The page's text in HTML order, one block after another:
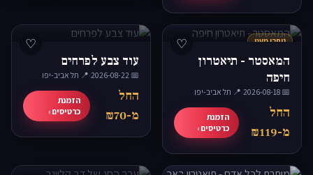
♡ נותרו מעט
המאסטר - תיאטרון
חיפה
📅 2026-08-18
·📍 תל אביב-יפו
החל
מ-₪119
הזמנת
כרטיסים ›
♡
עוד צבע לפרחים
📅 2026-08-22
·📍 תל אביב-יפו
החל
מ-₪70
הזמנת
כרטיסים ›